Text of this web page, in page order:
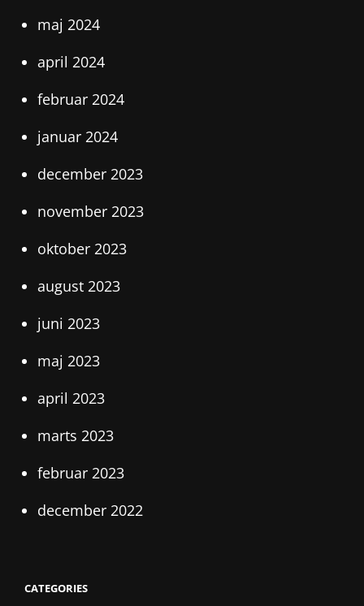
maj 2024
april 2024
februar 2024
januar 2024
december 2023
november 2023
oktober 2023
august 2023
juni 2023
maj 2023
april 2023
marts 2023
februar 2023
december 2022
CATEGORIES